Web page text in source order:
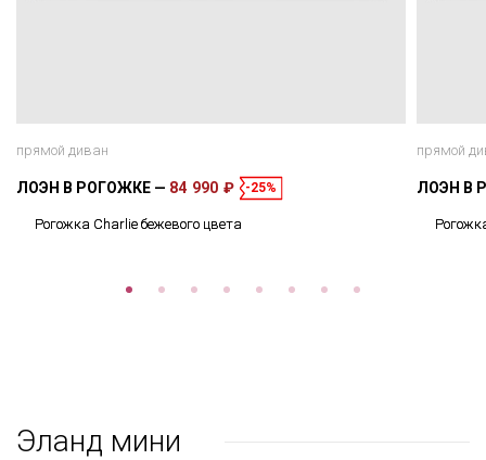
прямой диван
ЛОЭН В РОГОЖКЕ 84 990 ₽ -25%
Рогожка Charlie бежевого цвета
прямой
ЛОЭН В
Эланд мини